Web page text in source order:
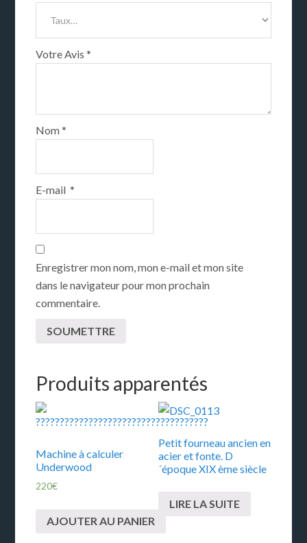
Votre Avis*
Nom*
E-mail*
Enregistrer mon nom, mon e-mail et mon site
dans le navigateur pour mon prochain
commentaire.
Produits apparentés
Machine à calculer
Underwood
220€
AJOUTER AU PANIER
Petit fourneau ancien en
acier et fonte. D
´époque XIX ème siècle
LIRE LA SUITE